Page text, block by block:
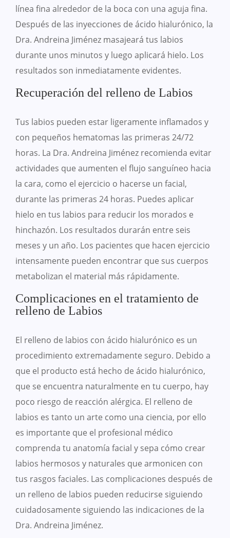
línea fina alrededor de la boca con una aguja fina.
Después de las inyecciones de ácido hialurónico, la
Dra. Andreina Jiménez masajeará tus labios
durante unos minutos y luego aplicará hielo. Los
resultados son inmediatamente evidentes.
Recuperación del relleno de Labios
Tus labios pueden estar ligeramente inflamados y
con pequeños hematomas las primeras 24/72
horas. La Dra. Andreina Jiménez recomienda evitar
actividades que aumenten el flujo sanguíneo hacia
la cara, como el ejercicio o hacerse un facial,
durante las primeras 24 horas. Puedes aplicar
hielo en tus labios para reducir los morados e
hinchazón. Los resultados durarán entre seis
meses y un año. Los pacientes que hacen ejercicio
intensamente pueden encontrar que sus cuerpos
metabolizan el material más rápidamente.
Complicaciones en el tratamiento de
relleno de Labios
El relleno de labios con ácido hialurónico es un
procedimiento extremadamente seguro. Debido a
que el producto está hecho de ácido hialurónico,
que se encuentra naturalmente en tu cuerpo, hay
poco riesgo de reacción alérgica. El relleno de
labios es tanto un arte como una ciencia, por ello
es importante que el profesional médico
comprenda tu anatomía facial y sepa cómo crear
labios hermosos y naturales que armonicen con
tus rasgos faciales. Las complicaciones después de
un relleno de labios pueden reducirse siguiendo
cuidadosamente siguiendo las indicaciones de la
Dra. Andreina Jiménez.